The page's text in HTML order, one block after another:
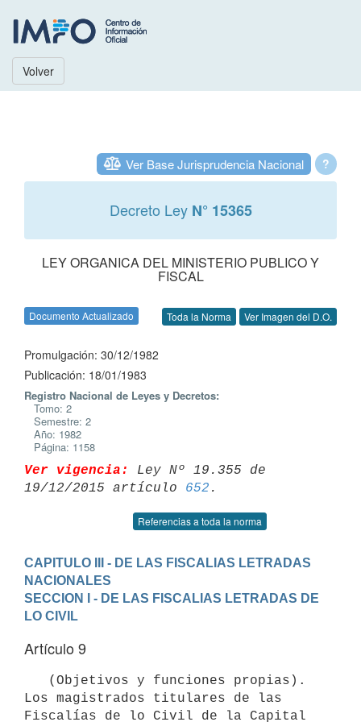
Volver
?
Ver Base Jurisprudencia Nacional
Decreto Ley N° 15365
LEY ORGANICA DEL MINISTERIO PUBLICO Y
FISCAL
Documento Actualizado Toda la Norma Ver Imagen del D.O.
Promulgación: 30/12/1982
Publicación: 18/01/1983
Registro Nacional de Leyes y Decretos:
Tomo: 2
Semestre: 2
Año: 1982
Página: 1158
Ver vigencia:
Ley Nº 19.355 de
19/12/2015 artículo 652
Referencias a toda la norma
CAPITULO III - DE LAS FISCALIAS LETRADAS
NACIONALES
SECCION I - DE LAS FISCALIAS LETRADAS DE
LO CIVIL
Artículo 9
Los magistrados titulares de las
Fiscalías de lo Civil de la Capital